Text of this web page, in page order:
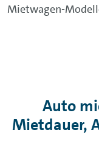
Mietwagen-
Auto
Mietdauer,